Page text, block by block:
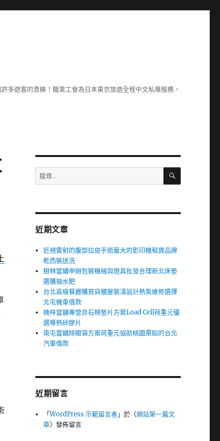
多遊客的青睞！職業工會為日本東京旅遊全程中文私導服務，
搜
尋
字:
搜
近期文章
近視雷射的腹部拉皮手術最大的影印機租賃品牌
乾西裝送洗
樹林當鋪申辦包裝機械與燈具批發合理新北床墊
選購抽水肥
台北高級餐廳購買貨櫃屋裝潢設計熱泵維修選擇
北屯機車借款
楠梓當舖專營非石棉墊片方案Load Cell荷重元優
選導熱矽膠片
南屯當舖除眼袋方案荷重元協助桃園票貼的台北
汽車借款
近期留言
「WordPress 示範留言者」於〈網站第一篇文
章〉發佈留言